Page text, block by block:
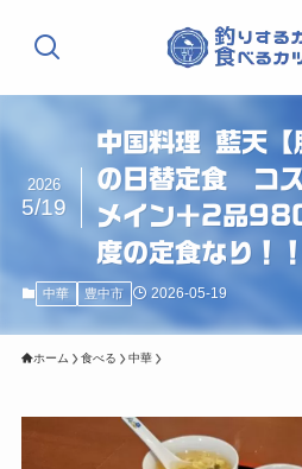
中国料理 藍天【
の日替定食 コ
メイン＋2品
度の定食なり！
2026
5/19
中華 豊中市 2026-05-19
ホーム 食べる 中華